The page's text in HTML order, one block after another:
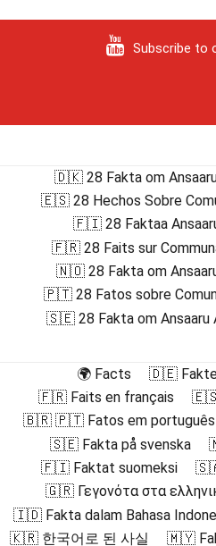
Subscribe to
🇩🇰 28 Fakta om
🇪🇸 28 Hechos Sobre
🇫🇮 28 Faktaa
🇫🇷 28 Faits sur
🇳🇴 28 Fakta om
🇵🇹 28 Fatos sobre
🇸🇪 28 Fakta om Ansaaru
🌍 Facts
🇩🇪
🇫🇷 Faits en français
🇪🇸
🇧🇷 🇵🇹 Fatos em português
🇸🇪 Fakta på svenska
🇫🇮 Faktat suomeksi
🇬🇷 Γεγονότα στα
🇮🇩 Fakta dalam Bahasa
🇰🇷 한국어로 된 사실
🇲🇾